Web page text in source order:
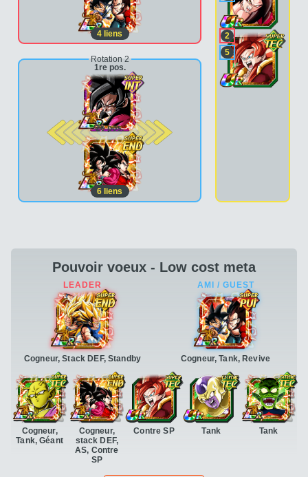
4 liens
Rotation 2
1re pos.
2e pos.
6 liens
2
5
Pouvoir voeux - Low cost meta
Cogneur, Stack DEF, Standby
Cogneur,
Tank, Géant
Cogneur,
stack DEF,
AS, Contre
SP
Contre SP Tank Tank
Cogneur, Tank, Revive